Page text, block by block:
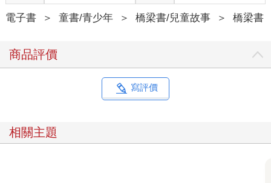
電子書 ＞ 童書/青少年 ＞ 橋梁書/兒童故事 ＞ 橋梁書
商品評價
寫評價
相關主題